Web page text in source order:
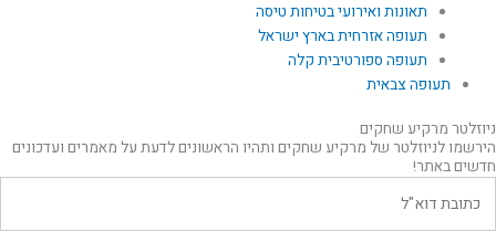
תאונות ואירועי בטיחות טיסה
תעופה אזרחית בארץ ישראל
תעופה ספורטיבית קלה
תעופה צבאית
ניוזלטר מרקיע שחקים
הירשמו לניוזלטר של מרקיע שחקים ותהיו הראשונים לדעת על מאמרים ועדכונים
חדשים באתר!